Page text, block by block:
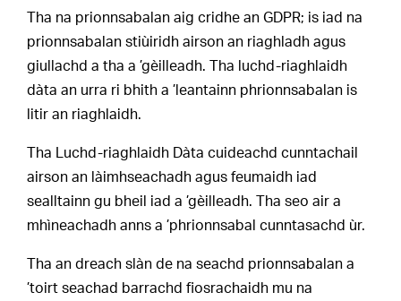
Tha na prionnsabalan aig cridhe an GDPR; is iad na
prionnsabalan stiùiridh airson an riaghladh agus
giullachd a tha a ’gèilleadh. Tha luchd-riaghlaidh
dàta an urra ri bhith a ’leantainn phrionnsabalan is
litir an riaghlaidh.
Tha Luchd-riaghlaidh Dàta cuideachd cunntachail
airson an làimhseachadh agus feumaidh iad
sealltainn gu bheil iad a ’gèilleadh. Tha seo air a
mhìneachadh anns a ’phrionnsabal cunntasachd ùr.
Tha an dreach slàn de na seachd prionnsabalan a
’toirt seachad barrachd fiosrachaidh mu na